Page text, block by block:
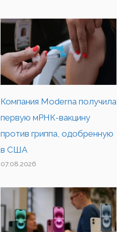
Компания Moderna получила
первую мРНК-вакцину
против гриппа, одобренную
в США
07.08.2026